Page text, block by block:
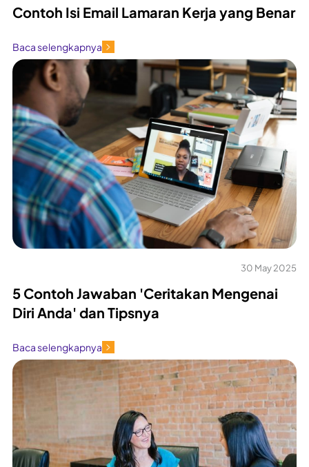
Contoh Isi Email Lamaran Kerja yang Benar
Baca selengkapnya
30 May 2025
5 Contoh Jawaban 'Ceritakan Mengenai
Diri Anda' dan Tipsnya
Baca selengkapnya